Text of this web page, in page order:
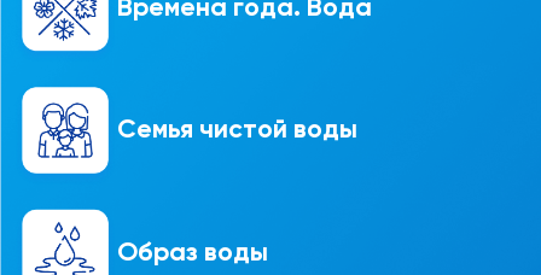
Времена года. Вода
Семья чистой воды
Образ воды